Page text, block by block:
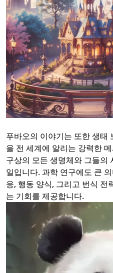
푸바오의 이야기는 또한 생태
을 전 세계에 알리는 강력한
구상의 모든 생명체와 그들의
일입니다. 과학 연구에도 큰
응, 행동 양식, 그리고 번식 전
는 기회를 제공합니다.